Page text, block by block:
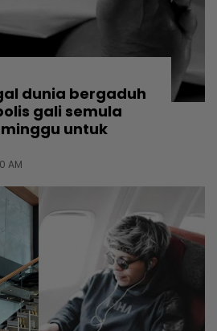
dunia bergaduh
gali semula
untuk
AM